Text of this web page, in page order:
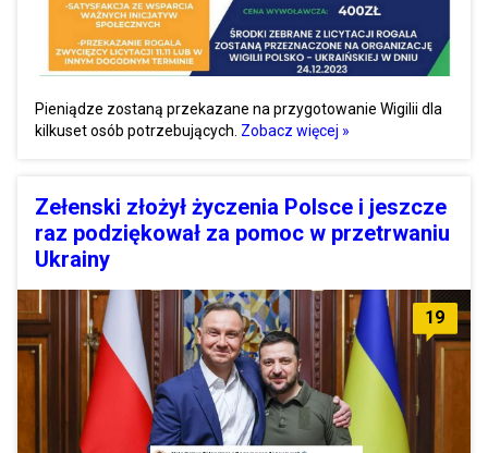
Pieniądze zostaną przekazane na przygotowanie Wigilii dla
kilkuset osób potrzebujących. Zobacz więcej »
Zełenski złożył życzenia Polsce i jeszcze
raz podziękował za pomoc w przetrwaniu
Ukrainy
19